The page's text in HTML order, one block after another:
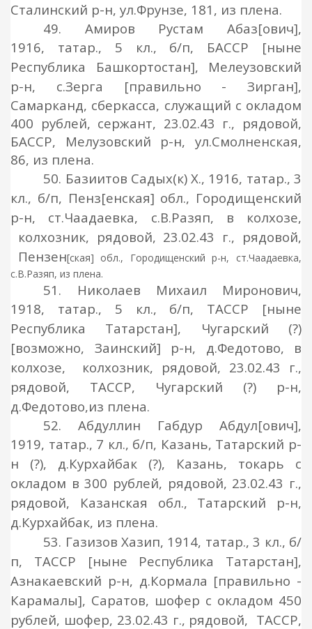
Сталинский р-н, ул.Фрунзе, 181, из плена.
49. Амиров Рустам Абаз[ович],
1916, татар., 5 кл., б/п, БАССР [ныне
Республика Башкортостан], Мелеузовский
р-н, с.Зерга [правильно - Зирган],
Самарканд, сберкасса, служащий с окладом
400 рублей, сержант, 23.02.43 г., рядовой,
БАССР, Мелузовский р-н, ул.Смолненская,
86, из плена.
50. Базиитов Садых(к) Х., 1916, татар., 3
кл., б/п, Пенз[енская] обл., Городищенский
р-н, ст.Чаадаевка, с.В.Разяп, в колхозе,
колхозник, рядовой, 23.02.43 г., рядовой,
Пензен[ская] обл., Городищенский р-н, ст.Чаадаевка,
с.В.Разяп, из плена.
51. Николаев Михаил Миронович,
1918, татар., 5 кл., б/п, ТАССР [ныне
Республика Татарстан], Чугарский (?)
[возможно, Заинский] р-н, д.Федотово, в
колхозе, колхозник, рядовой, 23.02.43 г.,
рядовой, ТАССР, Чугарский (?) р-н,
д.Федотово,из плена.
52. Абдуллин Габдур Абдул[ович],
1919, татар., 7 кл., б/п, Казань, Татарский р-
н (?), д.Курхайбак (?), Казань, токарь с
окладом в 300 рублей, рядовой, 23.02.43 г.,
рядовой, Казанская обл., Татарский р-н,
д.Курхайбак, из плена.
53. Газизов Хазип, 1914, татар., 3 кл., б/
п, ТАССР [ныне Республика Татарстан],
Азнакаевский р-н, д.Кормала [правильно -
Карамалы], Саратов, шофер с окладом 450
рублей, шофер, 23.02.43 г., рядовой, ТАССР,